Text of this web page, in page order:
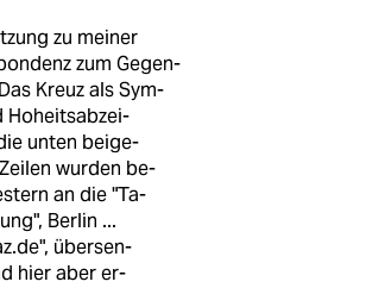
zu meiner
zum Gegen-
Kreuz als Sym-
Hoheitsabzei-
unten beige-
wurden be-
an die "Ta-
Berlin ...
übersen-
hier aber er-